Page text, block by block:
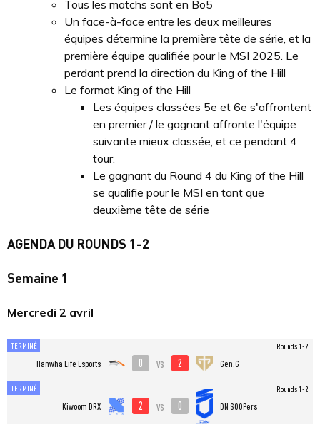
Tous les matchs sont en Bo5
Un face-à-face entre les deux meilleures
équipes détermine la première tête de série, et la
première équipe qualifiée pour le MSI 2025. Le
perdant prend la direction du King of the Hill
Le format King of the Hill
Les équipes classées 5e et 6e s'affrontent
en premier / le gagnant affronte l'équipe
suivante mieux classée, et ce pendant 4
tour.
Le gagnant du Round 4 du King of the Hill
se qualifie pour le MSI en tant que
deuxième tête de série
AGENDA DU ROUNDS 1-2
Semaine 1
Mercredi 2 avril
TERMINÉ
Hanwha Life Esports 0 vs 2 Gen.G
Rounds 1-2
TERMINÉ
Kiwoom DRX 2 vs 0 DN SOOPers
Rounds 1-2